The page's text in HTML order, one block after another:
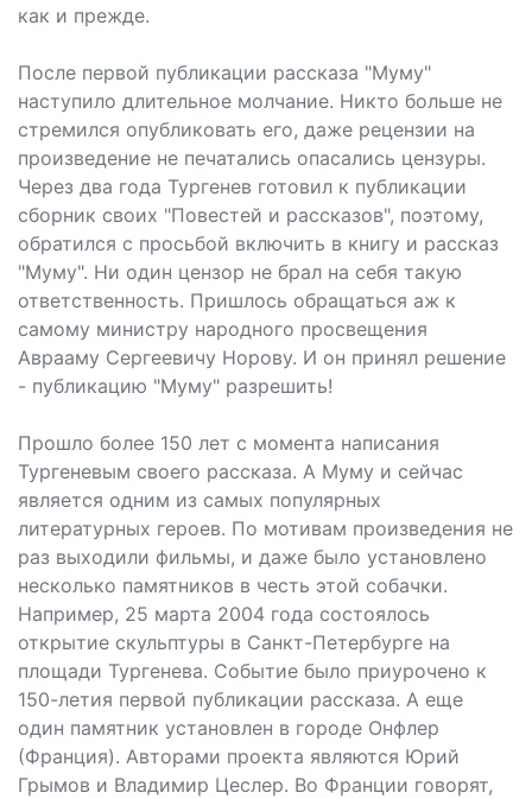
как и прежде.
После первой публикации рассказа "Муму"
наступило длительное молчание. Никто больше не
стремился опубликовать его, даже рецензии на
произведение не печатались опасались цензуры.
Через два года Тургенев готовил к публикации
сборник своих "Повестей и рассказов", поэтому,
обратился с просьбой включить в книгу и рассказ
"Муму". Ни один цензор не брал на себя такую
ответственность. Пришлось обращаться аж к
самому министру народного просвещения
Аврааму Сергеевичу Норову. И он принял решение
- публикацию "Муму" разрешить!
Прошло более 150 лет с момента написания
Тургеневым своего рассказа. А Муму и сейчас
является одним из самых популярных
литературных героев. По мотивам произведения не
раз выходили фильмы, и даже было установлено
несколько памятников в честь этой собачки.
Например, 25 марта 2004 года состоялось
открытие скульптуры в Санкт-Петербурге на
площади Тургенева. Событие было приурочено к
150-летия первой публикации рассказа. А еще
один памятник установлен в городе Онфлер
(Франция). Авторами проекта являются Юрий
Грымов и Владимир Цеслер. Во Франции говорят,